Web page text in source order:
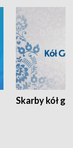
Skarby kół